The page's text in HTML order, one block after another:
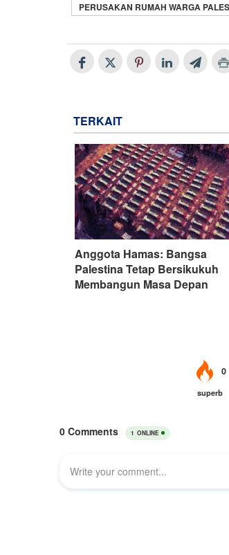
PERUSAKAN RUMAH WARGA
TERKAIT
Anggota Hamas: Bangsa
Palestina Tetap Bersikukuh
Membangun Masa Depan